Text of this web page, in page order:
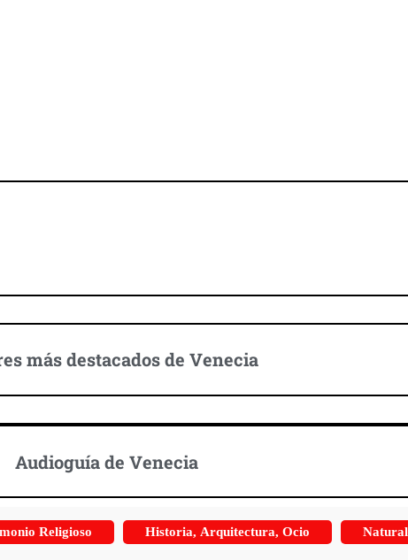
más destacados de Venecia
Audioguía de Venecia
Religioso Historia, Arquitectura, Ocio